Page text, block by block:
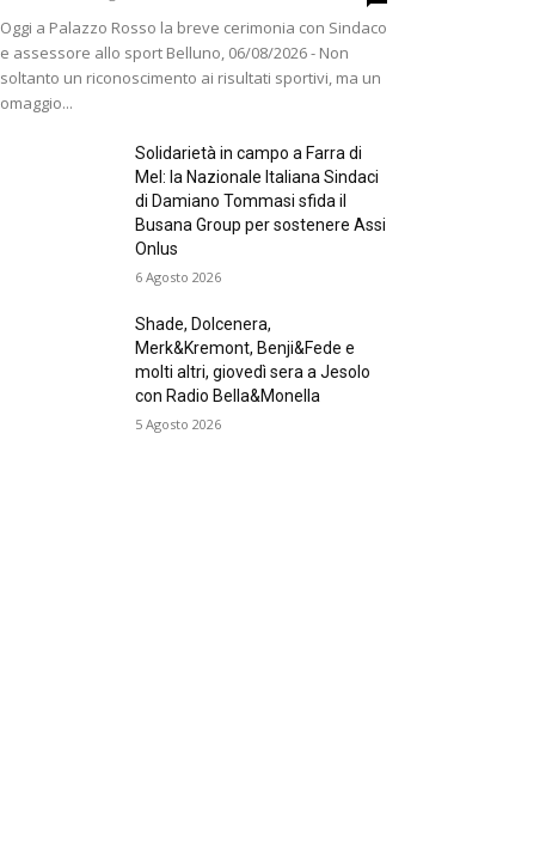
Oggi a Palazzo Rosso la breve cerimonia con Sindaco
e assessore allo sport Belluno, 06/08/2026 - Non
soltanto un riconoscimento ai risultati sportivi, ma un
omaggio...
Solidarietà in campo a Farra di
Mel: la Nazionale Italiana Sindaci
di Damiano Tommasi sfida il
Busana Group per sostenere Assi
Onlus
6 Agosto 2026
Shade, Dolcenera,
Merk&Kremont, Benji&Fede e
molti altri, giovedì sera a Jesolo
con Radio Bella&Monella
5 Agosto 2026